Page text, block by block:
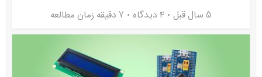
5 سال قبل ۴ دیدگاه 7 دقیقه زمان مطالعه